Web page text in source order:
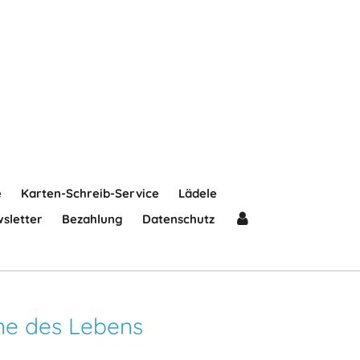
Karten-Schreib-Service
Lädele
Bezahlung Datenschutz
des Lebens